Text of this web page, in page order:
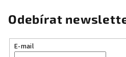
Odebírat
E-mail